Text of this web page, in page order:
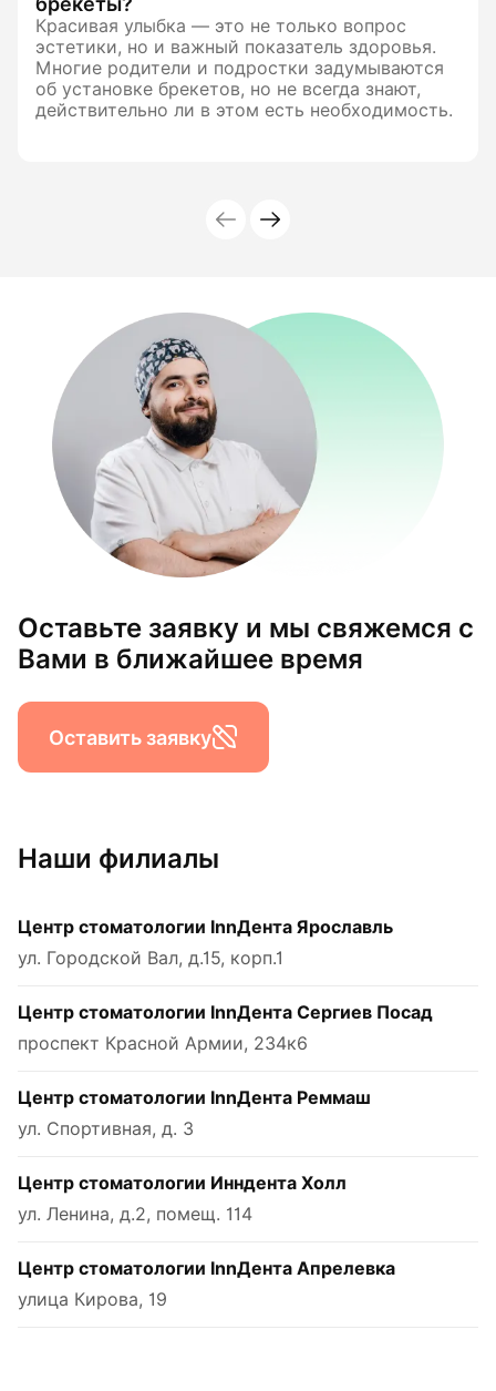
Красивая улыбка — это не только вопрос
эстетики, но и важный показатель здоровья.
Многие родители и подростки задумываются
об установке брекетов, но не всегда знают,
действительно ли в этом есть необходимость.
Оставьте заявку и мы свяжемся с
Вами в ближайшее время
Оставить заявку
Наши филиалы
Центр стоматологии InnДента Ярославль
ул. Городской Вал, д.15, корп.1
Центр стоматологии InnДента Сергиев Посад
проспект Красной Армии, 234к6
Центр стоматологии InnДента Реммаш
ул. Спортивная, д. 3
Центр стоматологии Инндента Холл
ул. Ленина, д.2, помещ. 114
Центр стоматологии InnДента Апрелевка
улица Кирова, 19